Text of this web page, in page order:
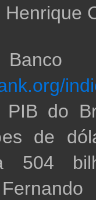
do
de
504